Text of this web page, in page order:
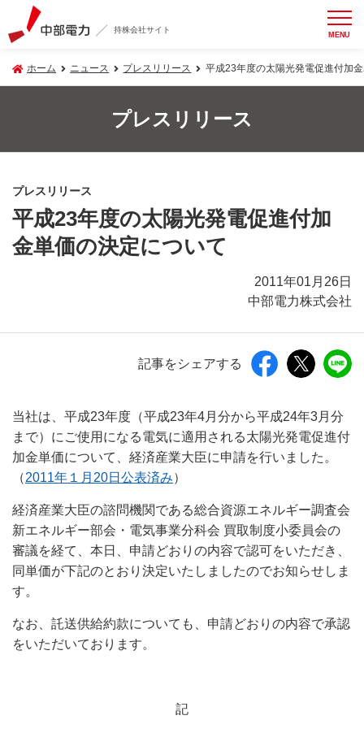
持株会社サイト MENU
ホーム ニュース プレスリリース 平成23年度の太陽光発電促進付加
プレスリリース
プレスリリース
平成23年度の太陽光発電促進付加
金単価の決定について
2011年01月26日
中部電力株式会社
記事をシェアする
当社は、平成23年度（平成23年4月分から平成24年3月分
まで）にご使用になる電気に適用される太陽光発電促進付
加金単価について、経済産業大臣に申請を行いました。
（2011年１月20日公表済み）
経済産業大臣の諮問機関である総合資源エネルギー調査会
新エネルギー部会・電気事業分科会 買取制度小委員会の
審議を経て、本日、申請どおりの内容で認可をいただき、
同単価が下記のとおり決定いたしましたのでお知らせしま
す。
なお、託送供給約款についても、申請どおりの内容で承認
をいただいております。
記